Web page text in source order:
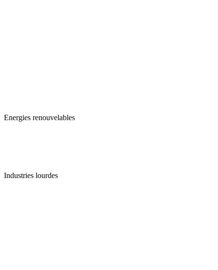
Energies renouvelables
Industries lourdes